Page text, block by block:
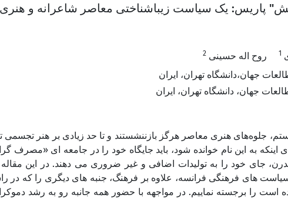
پاریس: یک سیاست زیباشناختی معاصر شاعرانه و
1 روح اله حسینی 2
جهان،دانشگاه تهران، ایران
جهان، دانشگاه تهران، ایران
جلوه‌های هنری معاصر هرگز بازننشستند و تا حد زیادی بر هنر تجسمی
اینکه به این نام خوانده شود، باید جایگاه خود را در جامعه ای «مصرف
مدرن، جای خود را به تولیدات اضافی و غیر ضروری می دهند. در این
های فرهنگی فرانسه، علاوه بر فرهنگ، جنبه های دیگری را که در
است را برجسته نماییم. در مواجهه با حضور همه جانبه رو به رشد